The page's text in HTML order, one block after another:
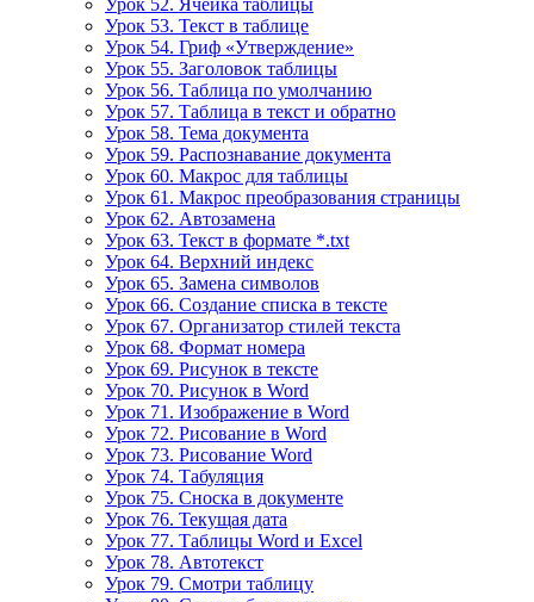
Урок 52. Ячейка таблицы
Урок 53. Текст в таблице
Урок 54. Гриф «Утверждение»
Урок 55. Заголовок таблицы
Урок 56. Таблица по умолчанию
Урок 57. Таблица в текст и обратно
Урок 58. Тема документа
Урок 59. Распознавание документа
Урок 60. Макрос для таблицы
Урок 61. Макрос преобразования страницы
Урок 62. Автозамена
Урок 63. Текст в формате *.txt
Урок 64. Верхний индекс
Урок 65. Замена символов
Урок 66. Создание списка в тексте
Урок 67. Организатор стилей текста
Урок 68. Формат номера
Урок 69. Рисунок в тексте
Урок 70. Рисунок в Word
Урок 71. Изображение в Word
Урок 72. Рисование в Word
Урок 73. Рисование Word
Урок 74. Табуляция
Урок 75. Сноска в документе
Урок 76. Текущая дата
Урок 77. Таблицы Word и Excel
Урок 78. Автотекст
Урок 79. Смотри таблицу